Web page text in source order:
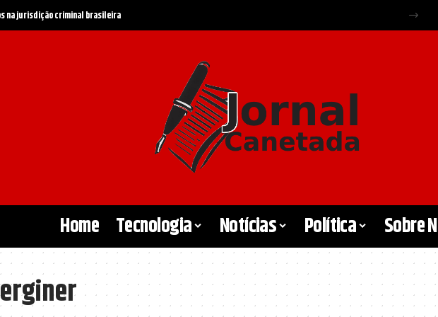
na jurisdição criminal brasileira
Home Tecnologia Notícias Política Sobre